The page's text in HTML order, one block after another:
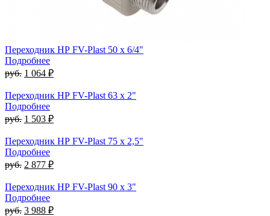
Переходник НР FV-Plast 50 x 6/4"
Подробнее
руб. 1 064 ₽
Переходник НР FV-Plast 63 x 2"
Подробнее
руб. 1 503 ₽
Переходник НР FV-Plast 75 x 2,5"
Подробнее
руб. 2 877 ₽
Переходник НР FV-Plast 90 x 3"
Подробнее
руб. 3 988 ₽